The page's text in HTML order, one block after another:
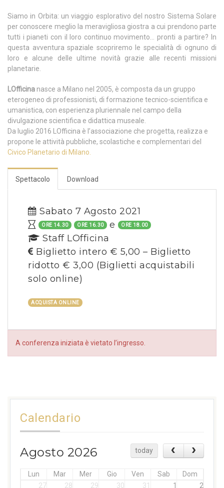
Siamo in Orbita: un viaggio esplorativo del nostro Sistema Solare
per conoscere meglio la meravigliosa giostra a cui prendono parte
tutti i pianeti con il loro continuo movimento… pronti a partire? In
questa avventura spaziale scopriremo le specialità di ognuno di
loro e alcune delle ultime novità grazie alle recenti missioni
planetarie.
LOfficina nasce a Milano nel 2005, è composta da un gruppo
eterogeneo di professionisti, di formazione tecnico-scientifica e
umanistica, con esperienza pluriennale nel campo della
divulgazione scientifica e didattica museale.
Da luglio 2016 LOfficina è l’associazione che progetta, realizza e
propone le attività pubbliche, scolastiche e complementari del
Civico Planetario di Milano.
Spettacolo Download
Sabato 7 Agosto 2021
ORE 14.30 ORE 16.30 e ORE 18.00
Staff LOfficina
Biglietto intero € 5,00 – Biglietto
ridotto € 3,00 (Biglietti acquistabili
solo online)
ACQUISTA ONLINE
A conferenza iniziata è vietato l’ingresso.
Calendario
Agosto 2026 today
Lun Mar Mer Gio Ven Sab
Dom
27
28 29 30 31 1 2